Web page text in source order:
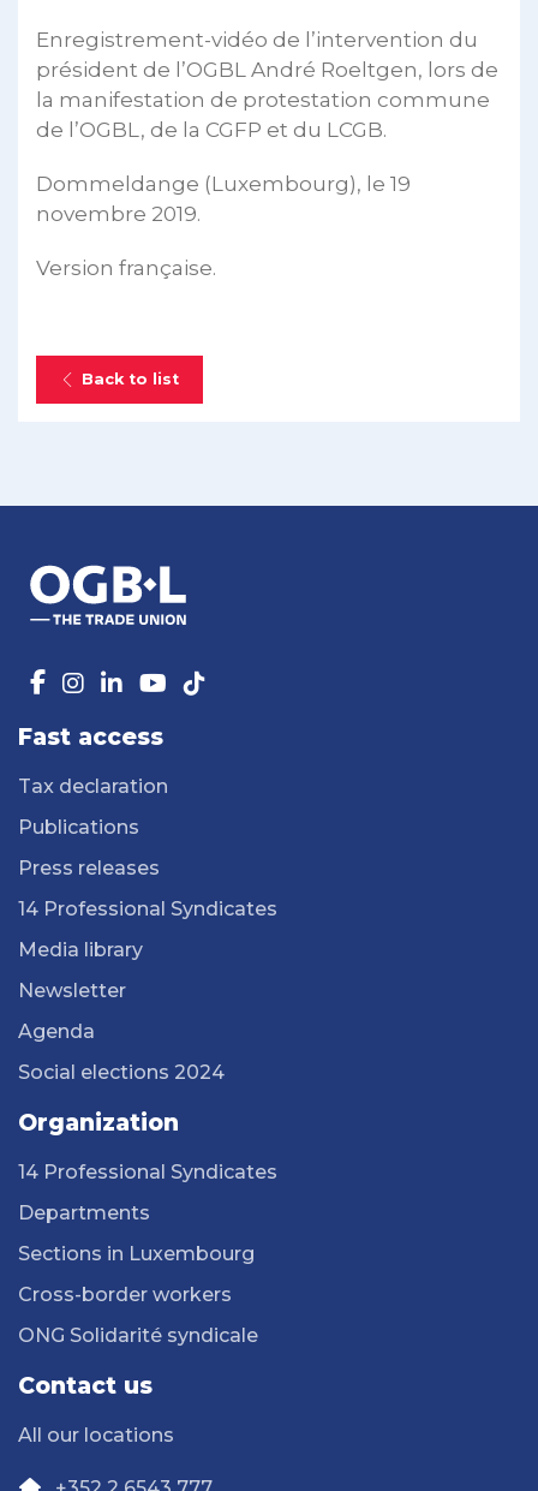
Enregistrement-vidéo de l’intervention du
président de l’OGBL André Roeltgen, lors de
la manifestation de protestation commune
de l’OGBL, de la CGFP et du LCGB.
Dommeldange (Luxembourg), le 19
novembre 2019.
Version française.
Back to list
Fast access
Tax declaration
Publications
Press releases
14 Professional Syndicates
Media library
Newsletter
Agenda
Social elections 2024
Organization
14 Professional Syndicates
Departments
Sections in Luxembourg
Cross-border workers
ONG Solidarité syndicale
Contact us
All our locations